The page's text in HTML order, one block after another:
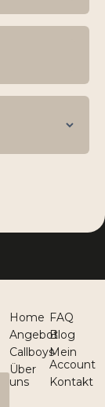
Home
Angebot
Callboys
Über
uns
FAQ
Blog
Mein
Account
Kontakt